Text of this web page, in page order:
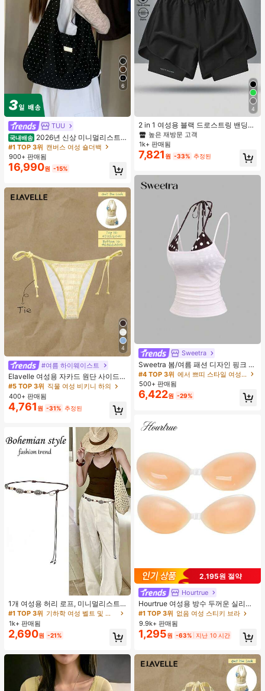
6
TUU
국내배송 2026년 신상 미니멀리스트
도트 캔버스 토트백, 대용량 캐주얼 다
용도 통근 숄더 핸드백
#1 TOP 3위 캔버스 여성 숄더백
900+ 판매됨
16,990원 -15%
4
#여름 하이웨이스트
Elavelle 여성용 자카드 원단 사이드
타이 비키니 하의, 봄/여름
#5 TOP 3위 직물 여성 비키니 하의
400+ 판매됨
4,761 원 -31% 추정된
1개 여성용 허리 로프, 미니멀리스트
보헤미안 패션 매듭 허리 벨트, 드레
스, 캐주얼 팬츠와 함께 일상 착용에
적합한 장식용 허리 액세서리
거의 매진!
#1 TOP 3위
기하학 여성 벨트 및 벨트 액세서리
거의 매진!
#1 TOP 3위
기하학 여성 벨트 및 벨트 액세서리
거의 매진!
#1 TOP 3위
1k+ 판매됨
2,690원 -21%
4
2 in 1 여성용 블랙 드로스트링 밴딩
허리 곡선 밑단 캐주얼 러닝 트레이닝
운동 반바지
#1 TOP 3위 여성 액티브 바텀
높은 재방문 고객
#1 TOP 3위 여성 액티브 바텀
높은 재방문 고객
#1 TOP 3위
높은 재방문 고객
1k+ 판매됨
7,821 원 -33% 추정된
Sweetra
Sweetra 봄/여름 패션 디자인 핑크 스
트라이프 브라운 폴카 도트 스파게티
스트랩 2 In 1 스위트 걸리시 비치 로
맨틱 휴가 스타일 여성용 캐미 탱크 탑
#4 TOP 3위
에서 쁘띠 스타일 여성 상의, 블라우스 & 티
500+ 판매됨
6,422원 -29%
2,195원 절약
Hourtrue
Hourtrue 여성용 방수 두꺼운 실리콘
가슴 페탈, 작은 가슴 리프트업 & 푸시
인용, 웨딩 촬영 및 들러리용
#1 TOP 3위 없음 여성 스티키 브라
9.9k+ 판매됨
1,295원 -63% 지난 10 시간